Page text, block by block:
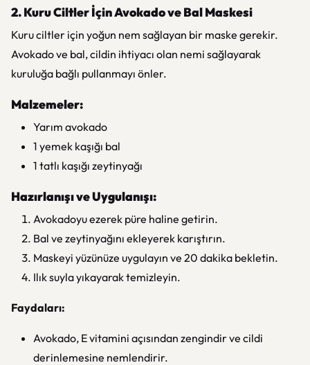
2. Kuru Ciltler İçin Avokado ve Bal Maskesi
Kuru ciltler için yoğun nem sağlayan bir maske gerekir.
Avokado ve bal, cildin ihtiyacı olan nemi sağlayarak
kuruluğa bağlı pullanmayı önler.
Malzemeler:
Yarım avokado
1 yemek kaşığı bal
1 tatlı kaşığı zeytinyağı
Hazırlanışı ve Uygulanışı:
Avokadoyu ezerek püre haline getirin.
Bal ve zeytinyağını ekleyerek karıştırın.
Maskeyi yüzünüze uygulayın ve 20 dakika bekletin.
Ilık suyla yıkayarak temizleyin.
Faydaları:
Avokado, E vitamini açısından zengindir ve cildi
derinlemesine nemlendirir.